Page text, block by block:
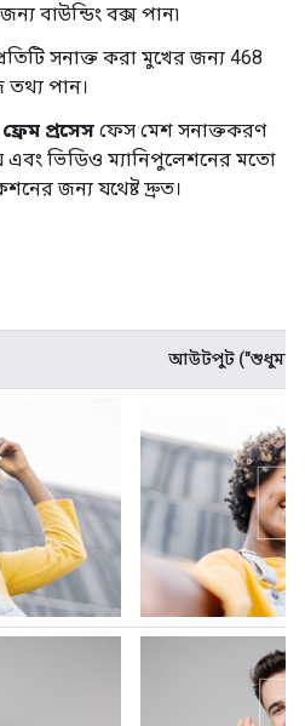
বাউন্ডিং বক্স পান৷
সনাক্ত করা মুখের জন্য 468
তথ্য পান।
প্রসেস ফেস মেশ সনাক্তকরণ
এবং ভিডিও ম্যানিপুলেশনের মতো
জন্য যথেষ্ট দ্রুত।
আউটপুট ("শুধুমাত্র